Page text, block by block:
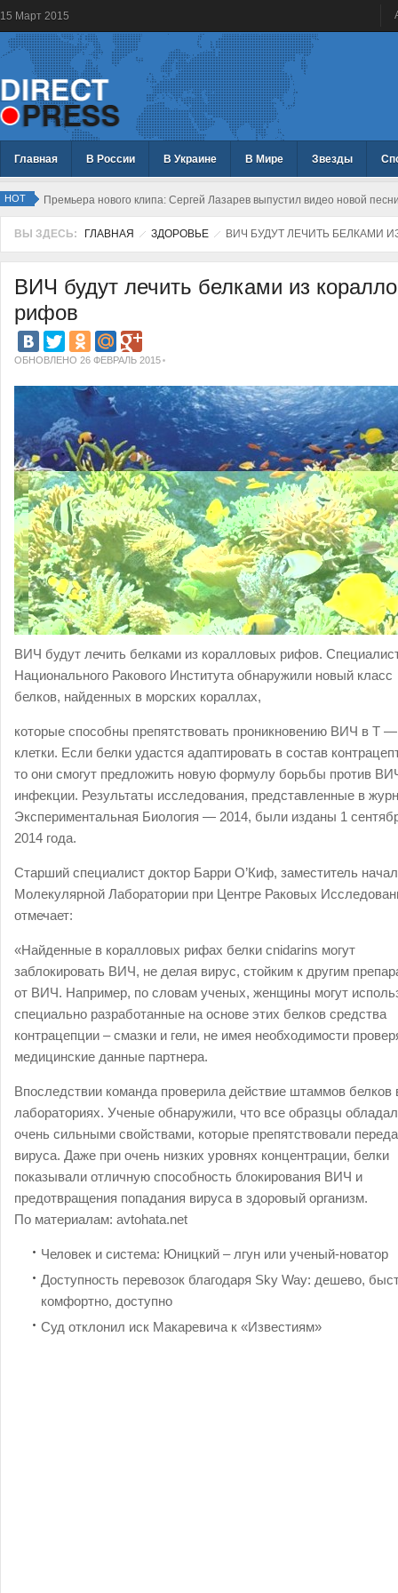
15 Март 2015
Главная В России В Украине В Мире Звезды
HOT Премьера нового клипа: Сергей Лазарев выпустил видео новой
ВЫ ЗДЕСЬ: ГЛАВНАЯ ЗДОРОВЬЕ ВИЧ БУДУТ ЛЕЧИТЬ БЕЛКАМИ
ВИЧ будут лечить белками из
рифов
ОБНОВЛЕНО 26 ФЕВРАЛЬ 2015
ВИЧ будут лечить белками из коралловых рифов.
Национального Ракового Института обнаружили новый класс
белков, найденных в морских кораллах,
которые способны препятствовать проникновению ВИЧ в Т —
клетки. Если белки удастся адаптировать в состав
то они смогут предложить новую формулу борьбы против
инфекции. Результаты исследования, представленные в
Экспериментальная Биология — 2014, были изданы 1
2014 года.
Старший специалист доктор Барри O’Киф, заместитель
Молекулярной Лаборатории при Центре Раковых
отмечает:
«Найденные в коралловых рифах белки cnidarins могут
заблокировать ВИЧ, не делая вирус, стойким к другим
от ВИЧ. Например, по словам ученых, женщины могут
специально разработанные на основе этих белков средства
контрацепции – смазки и гели, не имея необходимости
медицинские данные партнера.
Впоследствии команда проверила действие штаммов белков
лабораториях. Ученые обнаружили, что все образцы
очень сильными свойствами, которые препятствовали
вируса. Даже при очень низких уровнях концентрации, белки
показывали отличную способность блокирования ВИЧ и
предотвращения попадания вируса в здоровый организм.
По материалам: avtohata.net
Человек и система: Юницкий – лгун или ученый-новатор
Доступность перевозок благодаря Sky Way: дешево,
комфортно, доступно
Суд отклонил иск Макаревича к «Известиям»